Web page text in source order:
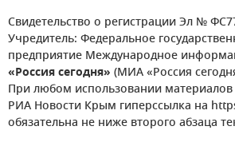
Свидетельство о регистрации Эл №
Учредитель: Федеральное
предприятие Международное
«Россия сегодня» (МИА «Россия
При любом использовании материалов
РИА Новости Крым гиперссылка на
обязательна не ниже второго абзаца